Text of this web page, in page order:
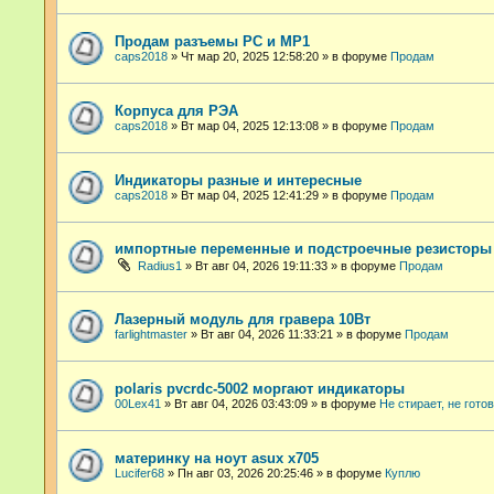
Продам разъемы РС и МР1
caps2018 » Чт мар 20, 2025 12:58:20 » в форуме Продам
Корпуса для РЭА
caps2018 » Вт мар 04, 2025 12:13:08 » в форуме Продам
Индикаторы разные и интересные
caps2018 » Вт мар 04, 2025 12:41:29 » в форуме Продам
импортные переменные и подстроечные резисторы
Radius1 » Вт авг 04, 2026 19:11:33 » в форуме Продам
Лазерный модуль для гравера 10Вт
farlightmaster » Вт авг 04, 2026 11:33:21 » в форуме Продам
polaris pvcrdc-5002 моргают индикаторы
00Lex41 » Вт авг 04, 2026 03:43:09 » в форуме Не стирает, не
материнку на ноут asux x705
Lucifer68 » Пн авг 03, 2026 20:25:46 » в форуме Куплю